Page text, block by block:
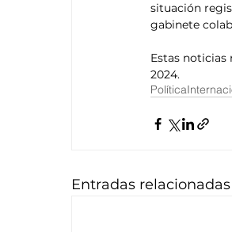
situación
gabinete
Estas noticias
2024.
Política
Entradas relacionadas